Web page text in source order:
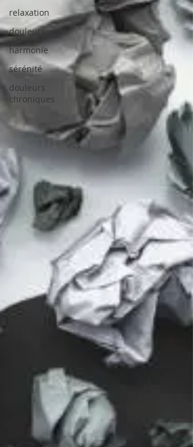
relaxation
douleurs
harmonie
sérénité
douleurs
chroniques